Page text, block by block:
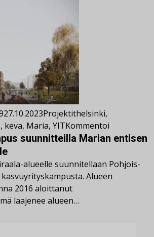
27.10.2023Projektithelsinki,
, keva, Maria, YITKommentoi
suunnitteilla Marian entisen
alueelle suunnitellaan Pohjois-
Alueen
2016 aloittanut
laajenee alueen…